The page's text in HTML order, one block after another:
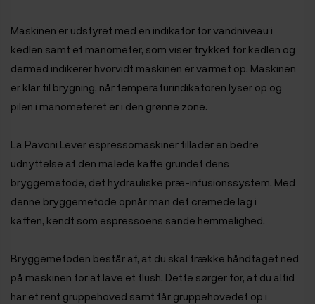
Maskinen er udstyret med en indikator for vandniveau i
kedlen samt et manometer, som viser trykket for kedlen og
dermed indikerer hvorvidt maskinen er varmet op. Maskinen
er klar til brygning, når temperaturindikatoren lyser op og
pilen i manometeret er i den grønne zone.
La Pavoni Lever espressomaskiner tillader en bedre
udnyttelse af den malede kaffe grundet dens
bryggemetode, det hydrauliske præ-infusionssystem. Med
denne bryggemetode opnår man det cremede lag i
kaffen, kendt som espressoens sande hemmelighed.
Bryggemetoden består af, at du skal trække håndtaget ned
på maskinen for at lave et flush. Dette sørger for, at du altid
har et rent gruppehoved samt får gruppehovedet op i